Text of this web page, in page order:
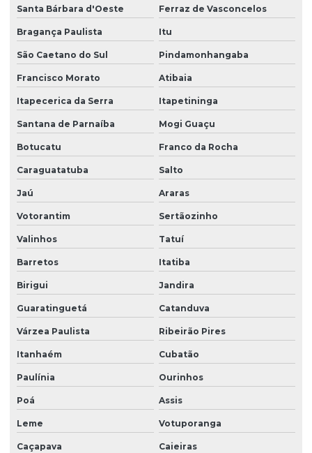
Laudo de insalubridade nr 15
Laudo insalubridade e periculosidade
Laudo de insalubridade e periculosidade e ltcat
Laudo de insalubridade para soldador
Laudo de instalações elétricas nr10
Laudo ltcat valor
Laudo de luminosidade
Laudo pcmso
Laudo pericial insalubridade
Laudo pericial de periculosidade
Laudo pericial trabalhista insalubridade
Laudo periculosidade eletricista
Laudo de periculosidade e insalubridade
Laudo de periculosidade nr
Laudo pgr esocial
Laudo de para raios spda
Santa Bárbara d'Oeste Ferraz de Vasconcelos
Bragança Paulista Itu
São Caetano do Sul Pindamonhangaba
Francisco Morato Atibaia
Itapecerica da Serra Itapetininga
Santana de Parnaíba Mogi Guaçu
Botucatu Franco da Rocha
Caraguatatuba Salto
Jaú Araras
Votorantim Sertãozinho
Valinhos Tatuí
Barretos Itatiba
Birigui Jandira
Guaratinguetá Catanduva
Várzea Paulista Ribeirão Pires
Itanhaém Cubatão
Paulínia Ourinhos
Poá Assis
Leme Votuporanga
Caçapava Caieiras